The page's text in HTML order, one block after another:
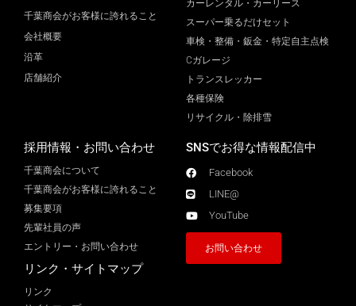
千葉商会がお客様に誇れること
会社概要
沿革
店舗紹介
カーレンタル・カーリース
スーパー乗るだけセット
車検・整備・鈑金・特定自主点検
Cガレージ
トランスレッカー
各種保険
リサイクル・除排雪
採用情報・お問い合わせ
千葉商会について
千葉商会がお客様に誇れること​
募集要項
先輩社員の声
エントリー・お問い合わせ
リンク・サイトマップ
リンク
SNSでお得な情報配信中
Facebook
LINE@
YouTube
お問い合わせ